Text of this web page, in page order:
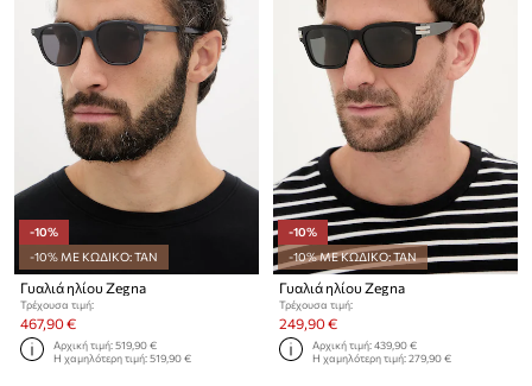
-10%
-10% ΜΕ ΚΩΔΙΚΟ: TAN
Γυαλιά ηλίου Zegna
Τρέχουσα τιμή:
467,90 €
Αρχική τιμή:519,90 €
Η χαμηλότερη τιμή:519,90 €
-10%
-10% ΜΕ ΚΩΔΙΚΟ: TAN
Γυαλιά ηλίου Zegna
Τρέχουσα τιμή:
249,90 €
Αρχική τιμή:439,90 €
Η χαμηλότερη τιμή:279,90 €